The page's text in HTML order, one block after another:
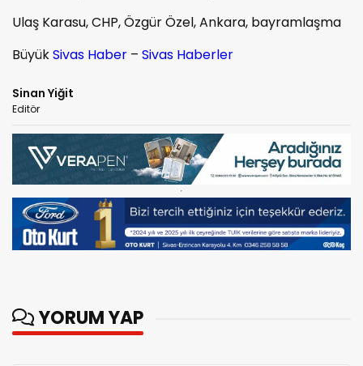
Ulaş Karasu, CHP, Özgür Özel, Ankara, bayramlaşma
BüyükSivas Haber – Sivas Haberler
Sinan Yiğit
Editör
YORUM YAP